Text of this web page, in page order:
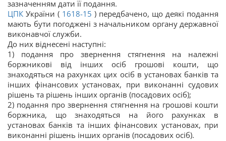
зазначенням дати її подання.
ЦПК України ( 1618-15 ) передбачено, що деякі подання
мають бути погоджені з начальником органу державної
виконавчої служби.
До них віднесені наступні:
1) подання про звернення стягнення на належні
боржникові від інших осіб грошові кошти, що
знаходяться на рахунках цих осіб в установах банків та
інших фінансових установах, при виконанні судових
рішень та рішень інших органів (посадових осіб);
2) подання про звернення стягнення на грошові кошти
боржника, що знаходяться на його рахунках в
установах банків та інших фінансових установах, при
виконанні рішень інших органів (посадових осіб).